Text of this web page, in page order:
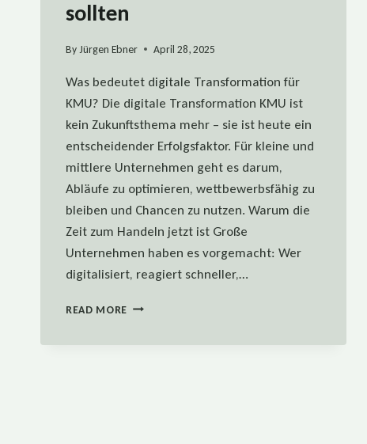
sollten
ByJürgen Ebner April 28, 2025
Was bedeutet digitale Transformation für
KMU? Die digitale Transformation KMU ist
kein Zukunftsthema mehr – sie ist heute ein
entscheidender Erfolgsfaktor. Für kleine und
mittlere Unternehmen geht es darum,
Abläufe zu optimieren, wettbewerbsfähig zu
bleiben und Chancen zu nutzen. Warum die
Zeit zum Handeln jetzt ist Große
Unternehmen haben es vorgemacht: Wer
digitalisiert, reagiert schneller,…
READ MORE DIGITALE